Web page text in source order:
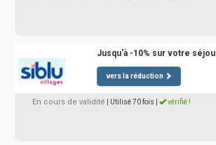
Jusqu'à -10% sur votre
vers la réduction
En cours de validité | Utilisé 70 fois vérifié !